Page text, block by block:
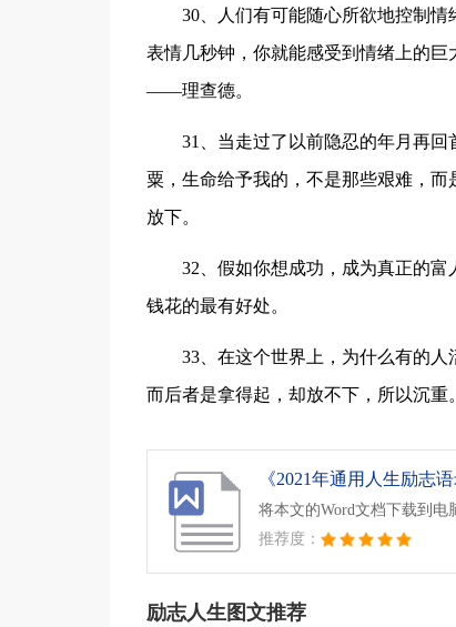
30、人们有可能随心所欲地控制
表情几秒钟，你就能感受到情绪上的巨
——理查德。
31、当走过了以前隐忍的年月再
粟，生命给予我的，不是那些艰难，
放下。
32、假如你想成功，成为真正的
钱花的最有好处。
33、在这个世界上，为什么有的
而后者是拿得起，却放不下，所以沉重。
《2021年通用人生励志语
将本文的Word文档下载到电
推荐度：
励志人生图文推荐